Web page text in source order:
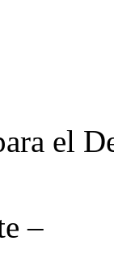
el
–